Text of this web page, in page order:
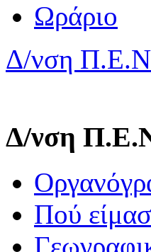
Ωράριο
Δ/νση
Δ/νση
Πού